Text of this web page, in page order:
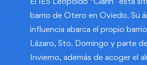
barrio de Otero en Oviedo. Su
influencia abarca el propio
Lázaro, Sto. Domingo y parte
Invierno, además de acoger el